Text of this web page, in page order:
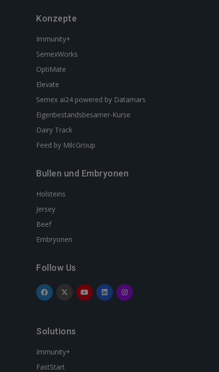
Konzepte
Immunity+
SemexWorks
OptiMate
Elevate
Semex ai24 powered by Datamars
Eigenbestandsbesamer-Kurse
Dairy Track
Feed by MilcGroup
Bullen und Embryonen
Holsteins
Jersey
Beef
Embryonen
Follow Us
Solutions
Immunity+
FastStart